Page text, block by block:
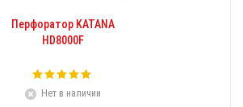
Перфоратор KATANA
HD8000F
Нет в наличии